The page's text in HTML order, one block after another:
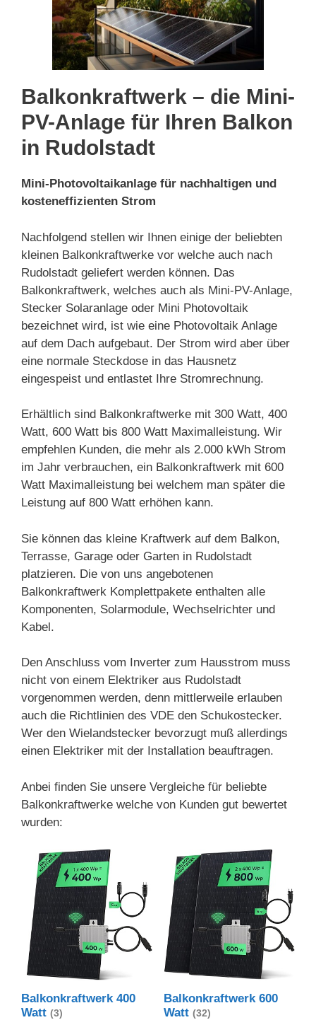
Balkonkraftwerk – die Mini-
PV-Anlage für Ihren Balkon
in Rudolstadt
Mini-Photovoltaikanlage für nachhaltigen und
kosteneffizienten Strom
Nachfolgend stellen wir Ihnen einige der beliebten
kleinen Balkonkraftwerke vor welche auch nach
Rudolstadt geliefert werden können. Das
Balkonkraftwerk, welches auch als Mini-PV-Anlage,
Stecker Solaranlage oder Mini Photovoltaik
bezeichnet wird, ist wie eine Photovoltaik Anlage
auf dem Dach aufgebaut. Der Strom wird aber über
eine normale Steckdose in das Hausnetz
eingespeist und entlastet Ihre Stromrechnung.
Erhältlich sind Balkonkraftwerke mit 300 Watt, 400
Watt, 600 Watt bis 800 Watt Maximalleistung. Wir
empfehlen Kunden, die mehr als 2.000 kWh Strom
im Jahr verbrauchen, ein Balkonkraftwerk mit 600
Watt Maximalleistung bei welchem man später die
Leistung auf 800 Watt erhöhen kann.
Sie können das kleine Kraftwerk auf dem Balkon,
Terrasse, Garage oder Garten in Rudolstadt
platzieren. Die von uns angebotenen
Balkonkraftwerk Komplettpakete enthalten alle
Komponenten, Solarmodule, Wechselrichter und
Kabel.
Den Anschluss vom Inverter zum Hausstrom muss
nicht von einem Elektriker aus Rudolstadt
vorgenommen werden, denn mittlerweile erlauben
auch die Richtlinien des VDE den Schukostecker.
Wer den Wielandstecker bevorzugt muß allerdings
einen Elektriker mit der Installation beauftragen.
Anbei finden Sie unsere Vergleiche für beliebte
Balkonkraftwerke welche von Kunden gut bewertet
wurden:
Balkonkraftwerk 400
Watt (3)
Balkonkraftwerk 600
Watt (32)